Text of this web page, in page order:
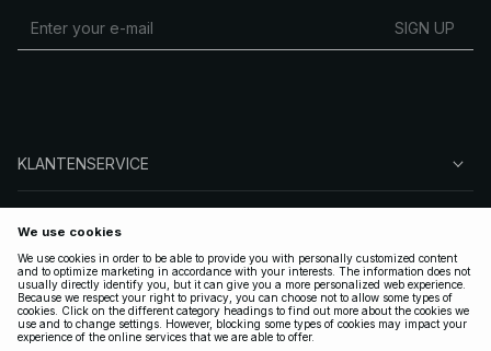
SIGN UP
KLANTENSERVICE
VOLG ONS
LEGAAL